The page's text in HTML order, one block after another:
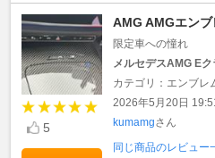
5
AMG AMGエンブ
限定車への憧れ
メルセデスAMG E
カテゴリ：エンブレ
2026年5月20日
kumamgさん
同じ商品のレビュー